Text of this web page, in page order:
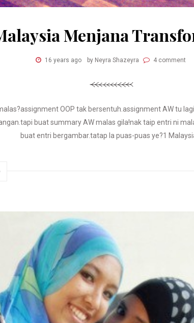
Menjana
16 years ago by Neyra Shazeyra 4 comment
OOP tak bersentuh.assignment AW tu
buat summary AW malas gila!nak taip entri ni
buat entri bergambar.tatap la puas-puas ye?1